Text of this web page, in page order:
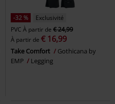
-32 %
Exclusivité
PVC À partir de € 24,99
À partir de € 16,99
Take Comfort
Gothicana by
EMP
Legging